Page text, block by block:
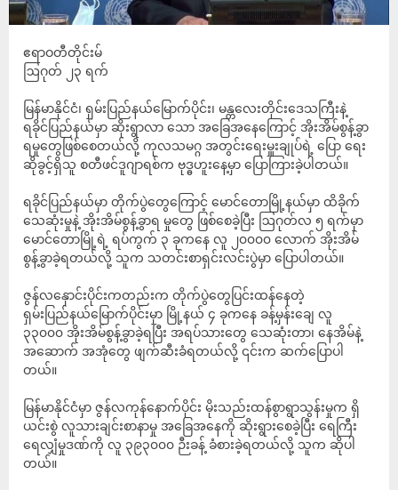
ဧရာဝတီတိုင်းမ်
ဩဂုတ် ၂၃ ရက်
မြန်မာနိုင်ငံ၊ ရှမ်းပြည်နယ်မြောက်ပိုင်း၊ မန္တလေးတိုင်းဒေသကြီးနဲ့
ရခိုင်ပြည်နယ်မှာ ဆိုးရွာလာ သော အခြေအနေကြောင့် အိုးအိမ်စွန့်ခွာ
ရမှုတွေဖြစ်စေတယ်လို့ ကုလသမဂ္ဂ အတွင်းရေးမှူးချုပ်ရဲ့ ပြော ရေး
ဆိုခွင့်ရှိသူ စတီဖင်ဒူဂျာရစ်က ဗုဒ္ဓဟူးနေ့မှာ ပြောကြားခဲ့ပါတယ်။
ရခိုင်ပြည်နယ်မှာ တိုက်ပွဲတွေကြောင့် မောင်တောမြို့နယ်မှာ ထိခိုက်
သေဆုံးမှုနဲ့ အိုးအိမ်စွန့်ခွာရ မှုတွေ ဖြစ်စေခဲ့ပြီး ဩဂုတ်လ ၅ ရက်မှာ
မောင်တောမြို့ရဲ့ ရပ်ကွက် ၃ ခုကနေ လူ ၂၀၀၀၀ လောက် အိုးအိမ်
စွန့်ခွာခဲ့ရတယ်လို့ သူက သတင်းစာရှင်းလင်းပွဲမှာ ပြောပါတယ်။
ဇွန်လနှောင်းပိုင်းကတည်းက တိုက်ပွဲတွေပြင်းထန်နေတဲ့
ရှမ်းပြည်နယ်မြောက်ပိုင်းမှာ မြို့နယ် ၄ ခုကနေ ခန့်မှန်းချေ လူ
၃၃၀၀၀ အိုးအိမ်စွန့်ခွာခဲ့ရပြီး အရပ်သားတွေ သေဆုံးတာ၊ နေအိမ်နဲ့
အဆောက် အအုံတွေ ဖျက်ဆီးခံရတယ်လို့ ၎င်းက ဆက်ပြောပါ
တယ်။
မြန်မာနိုင်ငံမှာ ဇွန်လကုန်နောက်ပိုင်း မိုးသည်းထန်စွာရွာသွန်းမှုက ရှိ
ယင်းစွဲ လူသားချင်းစာနာမှု အခြေအနေကို ဆိုးရွားစေခဲ့ပြီး ရေကြီး
ရေလျှံမှုဒဏ်ကို လူ ၃၉၃၀၀၀ ဉီးခန့် ခံစားခဲ့ရတယ်လို့ သူက ဆိုပါ
တယ်။